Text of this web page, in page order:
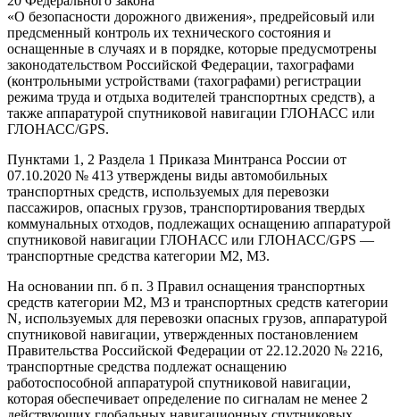
«О безопасности дорожного движения», предрейсовый или
предсменный контроль их технического состояния и
оснащенные в случаях и в порядке, которые предусмотрены
законодательством Российской Федерации, тахографами
(контрольными устройствами (тахографами) регистрации
режима труда и отдыха водителей транспортных средств), а
также аппаратурой спутниковой навигации ГЛОНАСС или
ГЛОНАСС/GPS.
Пунктами 1, 2 Раздела 1 Приказа Минтранса России от
07.10.2020 № 413 утверждены виды автомобильных
транспортных средств, используемых для перевозки
пассажиров, опасных грузов, транспортирования твердых
коммунальных отходов, подлежащих оснащению аппаратурой
спутниковой навигации ГЛОНАСС или ГЛОНАСС/GPS —
транспортные средства категории M2, М3.
На основании пп. б п. 3 Правил оснащения транспортных
средств категории М2, М3 и транспортных средств категории
N, используемых для перевозки опасных грузов, аппаратурой
спутниковой навигации, утвержденных постановлением
Правительства Российской Федерации от 22.12.2020 № 2216,
транспортные средства подлежат оснащению
работоспособной аппаратурой спутниковой навигации,
которая обеспечивает определение по сигналам не менее 2